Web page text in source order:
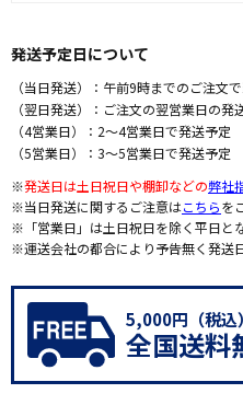
発送予定日について
（当日発送）：午前9時までのご注文
（翌日発送）：ご注文の翌営業日の発
（4営業日）：2～4営業日で発送予定
（5営業日）：3～5営業日で発送予定
※発送日は土日祝日や棚卸などの弊社
※当日発送に関するご注意はこちらを
※「営業日」は土日祝日を除く平日と
※運送会社の都合により予告無く発送
5,000円（税込
全国送料